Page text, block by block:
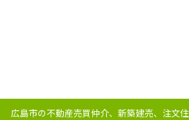
広島市の不動産売買仲介、新築建売、注文